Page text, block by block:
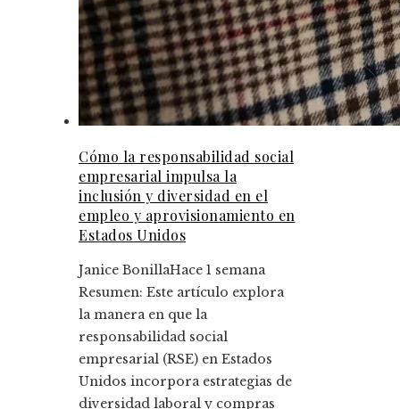
Cómo la responsabilidad social
empresarial impulsa la
inclusión y diversidad en el
empleo y aprovisionamiento en
Estados Unidos
Janice BonillaHace 1 semana
Resumen: Este artículo explora
la manera en que la
responsabilidad social
empresarial (RSE) en Estados
Unidos incorpora estrategias de
diversidad laboral y compras